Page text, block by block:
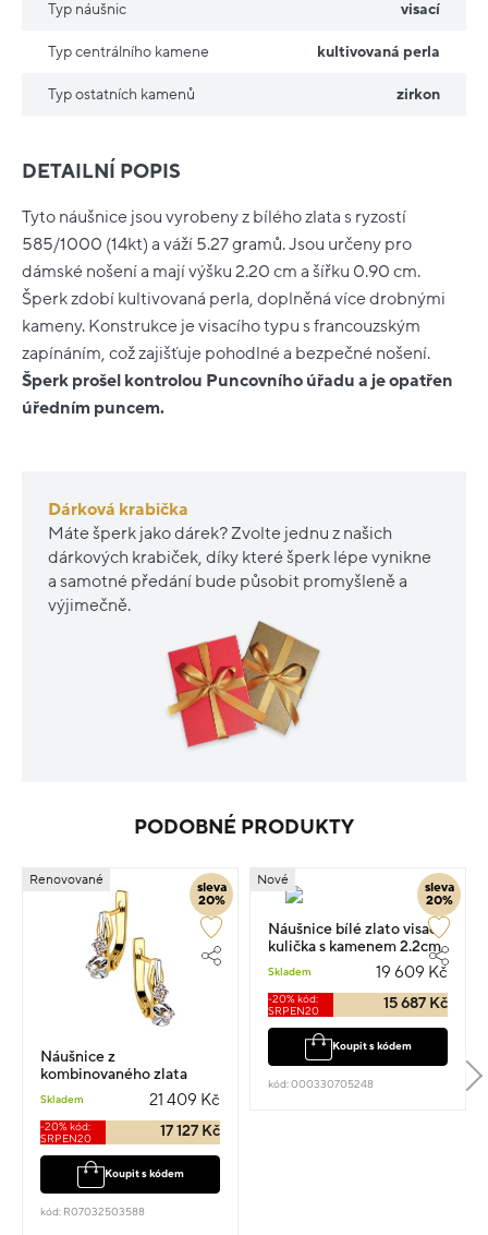
DETAILNÍ POPIS
Tyto náušnice jsou vyrobeny z bílého zlata s ryzostí
585/1000 (14kt) a váží 5.27 gramů. Jsou určeny pro
dámské nošení a mají výšku 2.20 cm a šířku 0.90 cm.
Šperk zdobí kultivovaná perla, doplněná více drobnými
kameny. Konstrukce je visacího typu s francouzským
zapínáním, což zajišťuje pohodlné a bezpečné nošení.
Šperk prošel kontrolou Puncovního úřadu a je opatřen
úředním puncem.
Dárková krabička
Máte šperk jako dárek? Zvolte jednu z našich
dárkových krabiček, díky které šperk lépe vynikne
a samotné předání bude působit promyšleně a
výjimečně.
Typ náušnic visací
Typ centrálního kamene kultivovaná perla
Typ ostatních kamenů zirkon
PODOBNÉ PRODUKTY
sleva
20%
Renovované
Náušnice z
kombinovaného zlata
visací 1.5cm 4.14g s
diamantem 0.160ct
Skladem 21 409 Kč
-20% kód:
SRPEN20
17 127 Kč
Koupit s kódem
kód: R07032503588
sleva
20%
Nové
Náušnice bílé zlato visací
kulička s kamenem 2.2cm
Skladem 19 609 Kč
-20% kód:
SRPEN20
15 687 Kč
Koupit s kódem
kód: 000330705248